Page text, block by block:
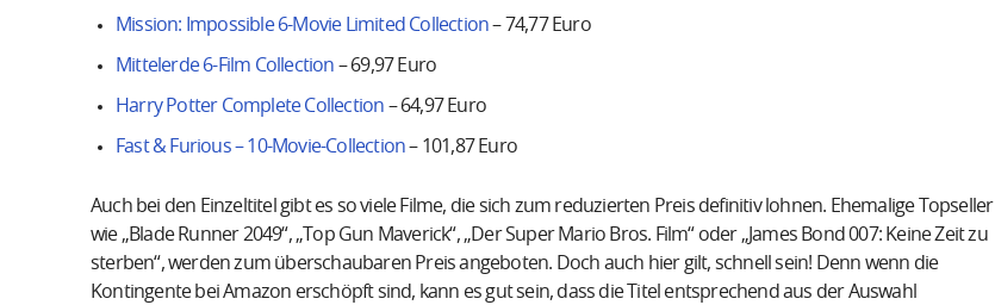
Mission: Impossible 6-Movie Limited Collection– 74,77 Euro
Mittelerde 6-Film Collection – 69,97 Euro
Harry Potter Complete Collection – 64,97 Euro
Fast & Furious – 10-Movie-Collection– 101,87 Euro
Auch bei den Einzeltitel gibt es so viele Filme, die sich zum reduzierten Preis definitiv lohnen. Ehemalige Topseller
wie „Blade Runner 2049“, „Top Gun Maverick“, „Der Super Mario Bros. Film“ oder „James Bond 007: Keine Zeit zu
sterben“, werden zum überschaubaren Preis angeboten. Doch auch hier gilt, schnell sein! Denn wenn die
Kontingente bei Amazon erschöpft sind, kann es gut sein, dass die Titel entsprechend aus der Auswahl